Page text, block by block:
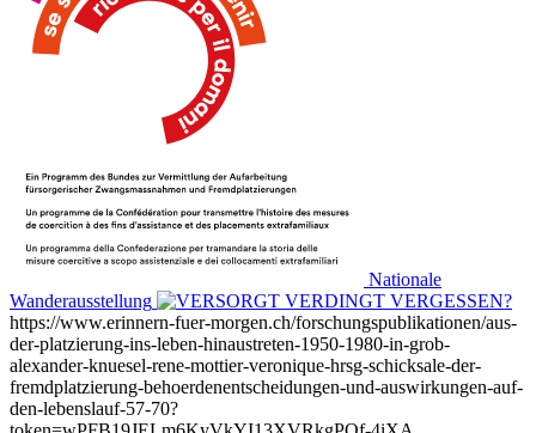
Nationale
Wanderausstellung
https://www.erinnern-fuer-morgen.ch/forschungspublikationen/aus-
der-platzierung-ins-leben-hinaustreten-1950-1980-in-grob-
alexander-knuesel-rene-mottier-veronique-hrsg-schicksale-der-
fremdplatzierung-behoerdenentscheidungen-und-auswirkungen-auf-
den-lebenslauf-57-70?